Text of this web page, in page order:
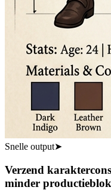
Snelle output➤
Verzend
minder